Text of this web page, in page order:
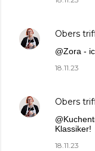
Obers
@Zora -
18.11.23
Obers
Klassiker!
18.11.23